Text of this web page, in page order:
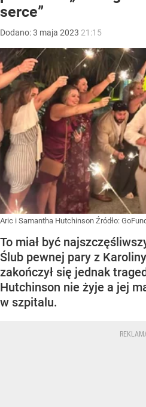
serce”
Dodano:3 maja 2023 21:15
Aric i Samantha Hutchinson Źródło:
To miał być
Ślub pewnej pary z
zakończył się jednak
Hutchinson nie żyje a jej
w szpitalu.